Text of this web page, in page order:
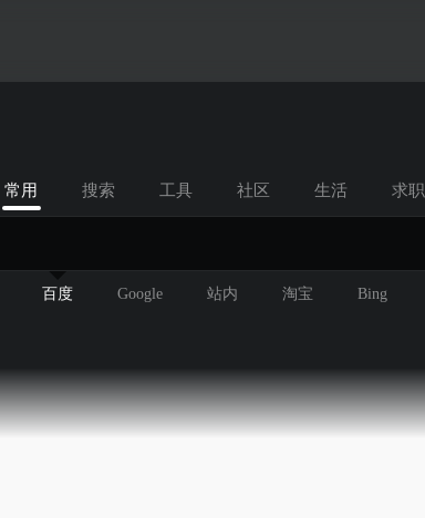
常用 搜索 工具 社区 生活 求职
百度 Google 站内 淘宝 Bing